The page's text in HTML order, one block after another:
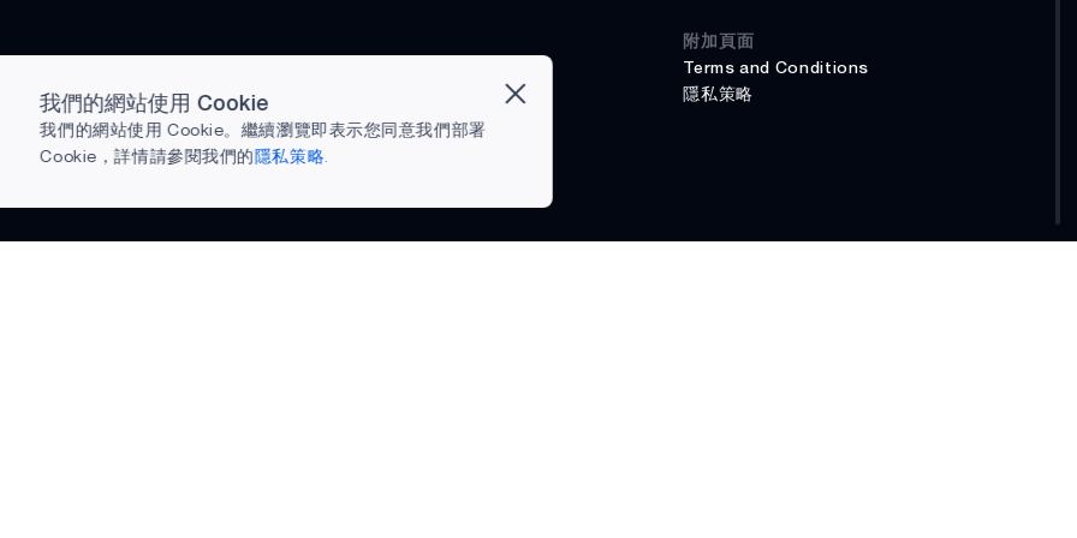
附加頁面
Terms and Conditions
隱私策略
我們的網站使用 Cookie
我們的網站使用 Cookie。繼續瀏覽即表示您同意我們部署
Cookie，詳情請參閱我們的隱私策略.